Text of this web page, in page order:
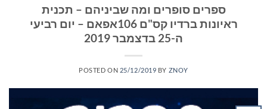
ספרים סופרים ומה שביניהם – תכנית
ראיונות ברדיו קס"ם 106אפאם – יום רביעי
ה-25 בדצמבר 2019
POSTED ON 25/12/2019 BY ZNOY